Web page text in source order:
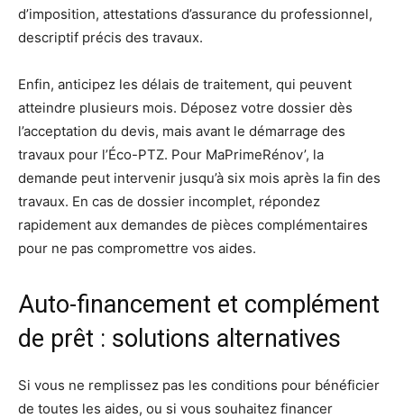
d’imposition, attestations d’assurance du professionnel,
descriptif précis des travaux.
Enfin, anticipez les délais de traitement, qui peuvent
atteindre plusieurs mois. Déposez votre dossier dès
l’acceptation du devis, mais avant le démarrage des
travaux pour l’Éco-PTZ. Pour MaPrimeRénov’, la
demande peut intervenir jusqu’à six mois après la fin des
travaux. En cas de dossier incomplet, répondez
rapidement aux demandes de pièces complémentaires
pour ne pas compromettre vos aides.
Auto-financement et complément
de prêt : solutions alternatives
Si vous ne remplissez pas les conditions pour bénéficier
de toutes les aides, ou si vous souhaitez financer